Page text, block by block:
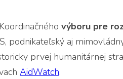
výboru pre
podnikateľský aj
prvej humanitárnej
AidWatch.